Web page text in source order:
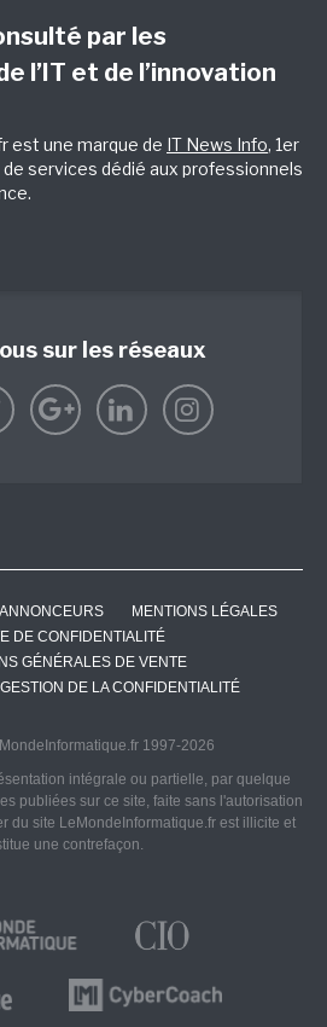
par les
l’IT et de l’innovation
est une marque de IT News Info, 1er
services dédié aux professionnels
sur les réseaux
ANNONCEURS
MENTIONS LÉGALES
DE CONFIDENTIALITÉ
GÉNÉRALES DE VENTE
DE LA CONFIDENTIALITÉ
1997-2026
intégrale ou partielle, par quelque
publiées sur ce site, faite sans l'autorisation
du site LeMondeInformatique.fr est illicite et
une contrefaçon.